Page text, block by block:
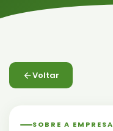
Voltar
SOBRE A EMPRESA